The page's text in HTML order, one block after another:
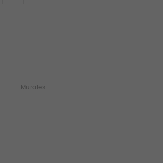
Murales